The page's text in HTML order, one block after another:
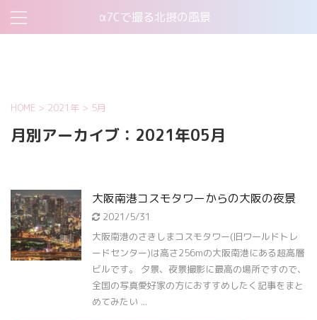
α7Cで撮る北摂の風景
HOME > 2021年 > 5月
月別アーカイブ：2021年05月
大阪南港コスモタワーからの大阪の夜景
2021/5/31
大阪南港のさきしまコスモタワー(旧ワールドトレ
ードセンター)は高さ256mの大阪南港にある超高層
ビルです。 夕景、夜景撮影に最高の場所ですので、
全国の写真愛好家の方におすすめしたく記事をまと
めてみたい ...